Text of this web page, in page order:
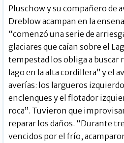
Pluschow y su compañero de
Dreblow acampan en la
“comenzó una serie de
glaciares que caían sobre el
tempestad los obliga a buscar
lago en la alta cordillera” y el
averías: los largueros
enclenques y el flotador
roca”. Tuvieron que
reparar los daños. “Durante
vencidos por el frío,